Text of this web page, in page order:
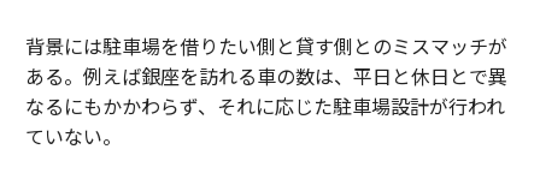
背景には駐車場を借りたい側と貸す側とのミスマッチが
ある。例えば銀座を訪れる車の数は、平日と休日とで異
なるにもかかわらず、それに応じた駐車場設計が行われ
ていない。